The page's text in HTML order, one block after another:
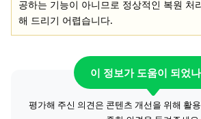
공하는 기능이 아니므로 정상적인 복원 처
해 드리기 어렵습니다.
이 정보가 도움이 되었
평가해 주신 의견은 콘텐츠 개선을 위해 활